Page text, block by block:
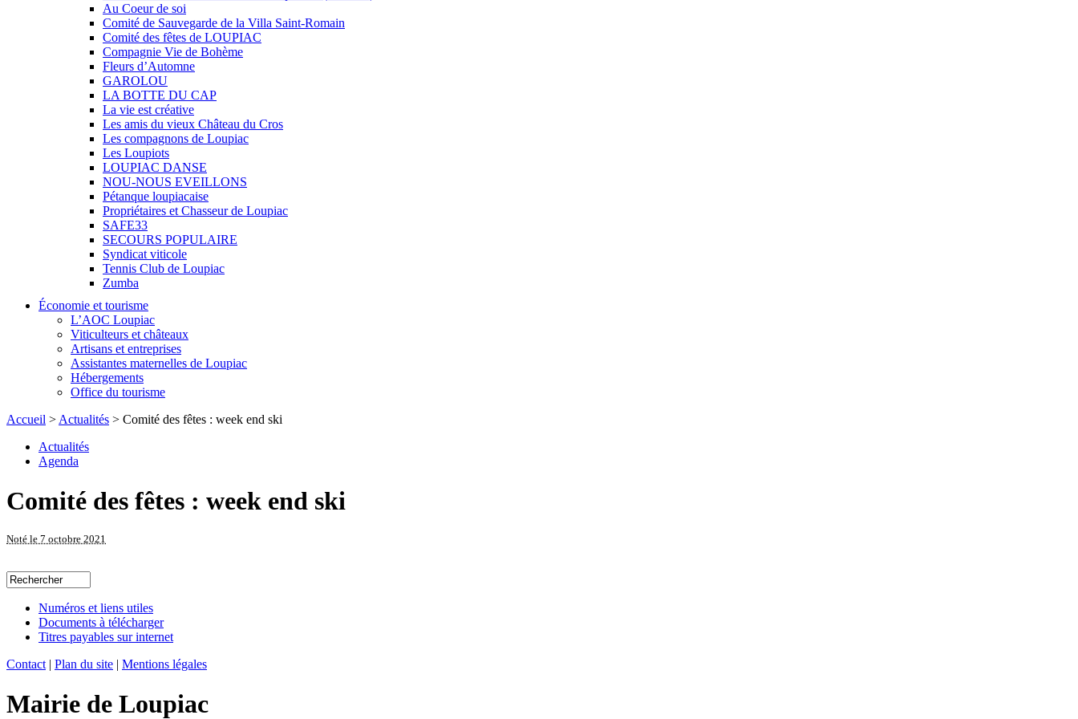
Au Coeur de soi
Comité de Sauvegarde de la Villa Saint-Romain
Comité des fêtes de LOUPIAC
Compagnie Vie de Bohème
Fleurs d’Automne
GAROLOU
LA BOTTE DU CAP
La vie est créative
Les amis du vieux Château du Cros
Les compagnons de Loupiac
Les Loupiots
LOUPIAC DANSE
NOU-NOUS EVEILLONS
Pétanque loupiacaise
Propriétaires et Chasseur de Loupiac
SAFE33
SECOURS POPULAIRE
Syndicat viticole
Tennis Club de Loupiac
Zumba
Économie et tourisme
L’AOC Loupiac
Viticulteurs et châteaux
Artisans et entreprises
Assistantes maternelles de Loupiac
Hébergements
Office du tourisme
Accueil > Actualités > Comité des fêtes : week end ski
Actualités
Agenda
Comité des fêtes : week end ski
Noté le 7 octobre 2021
Numéros et liens utiles
Documents à télécharger
Titres payables sur internet
Contact | Plan du site | Mentions légales
Mairie de Loupiac